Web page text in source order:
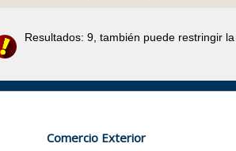
Resultados: 9, también puede restringir
Comercio Exterior